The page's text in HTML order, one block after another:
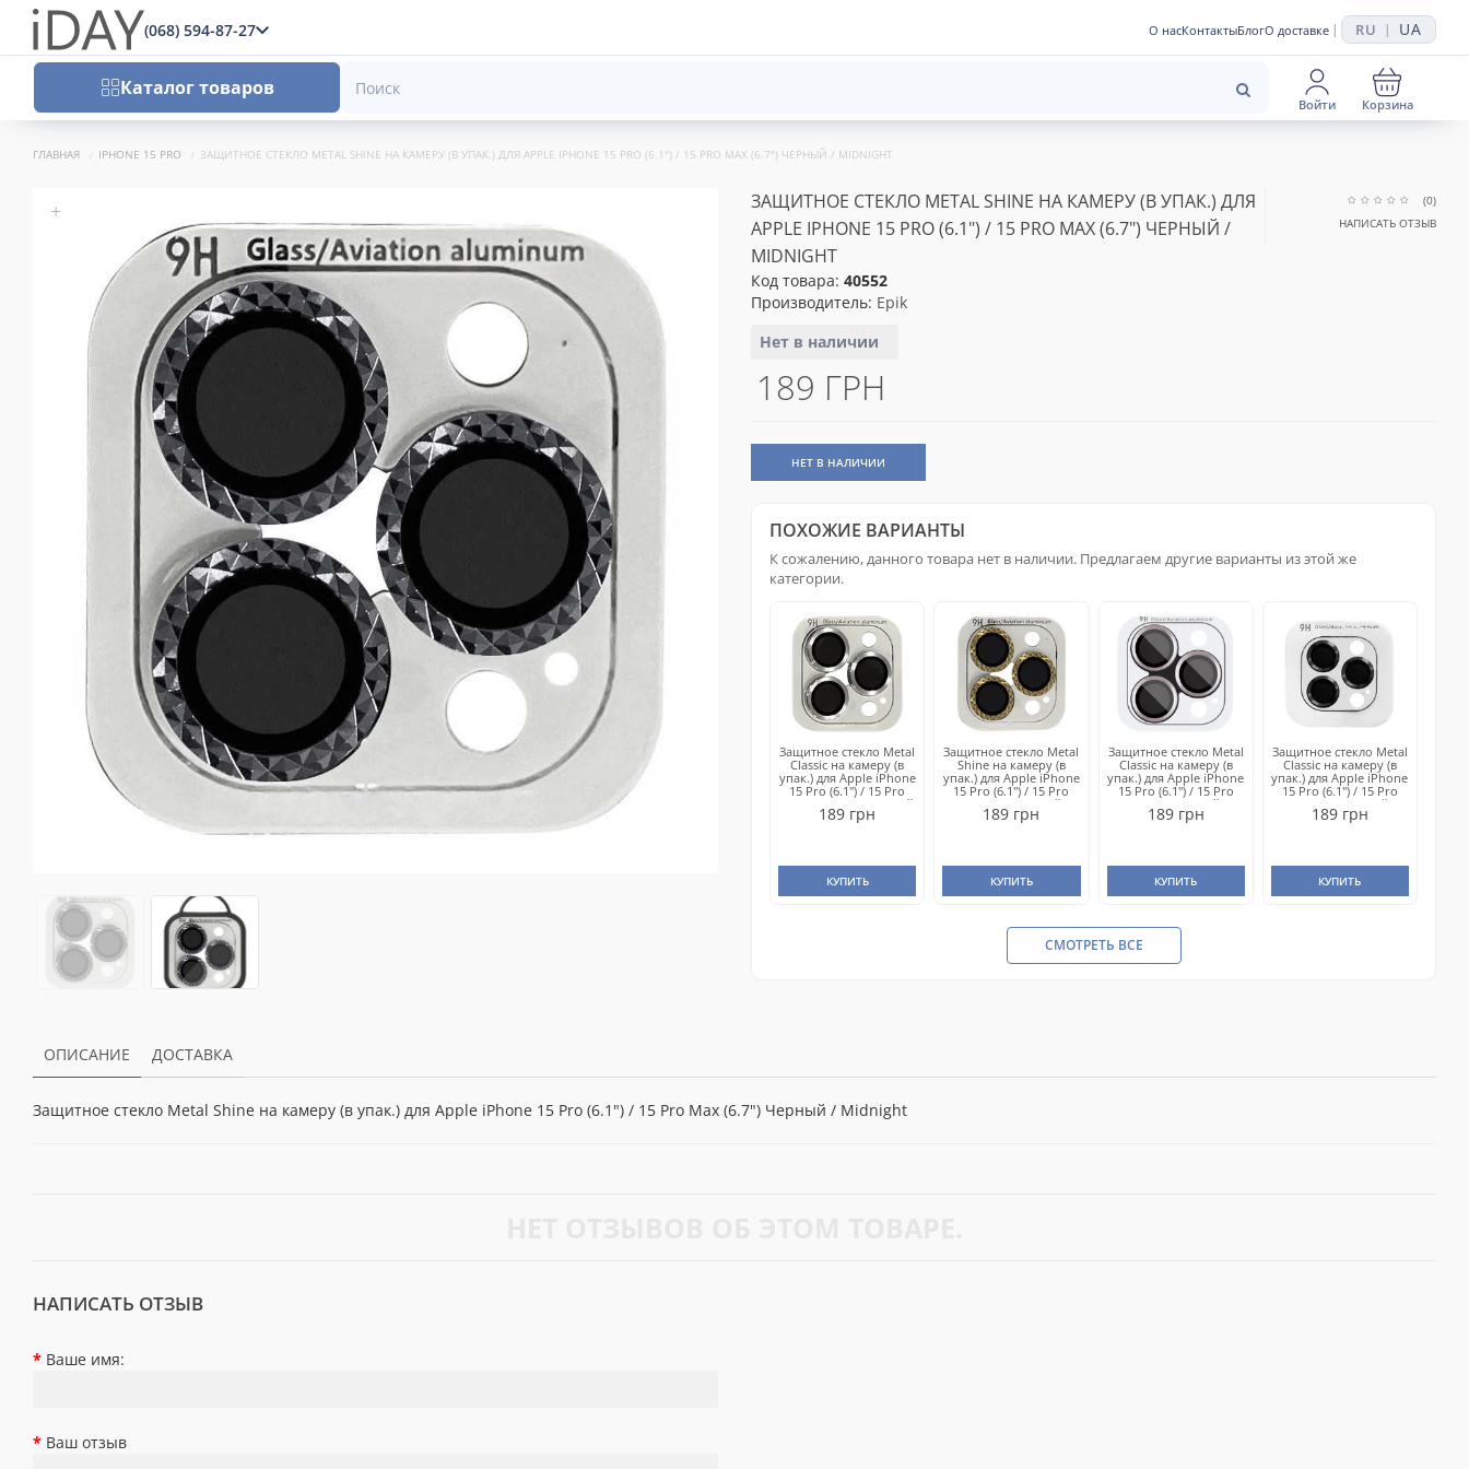
(068) 594-87-27 О насКонтактыБлогО доставке | RU | UA
Каталог товаров
Войти Корзина
ГЛАВНАЯ IPHONE 15 PRO ЗАЩИТНОЕ СТЕКЛО METAL SHINE НА КАМЕРУ (В УПАК.) ДЛЯ APPLE IPHONE 15 PRO (6.1") / 15 PRO MAX (6.7") ЧЕРНЫЙ / MIDNIGHT
+
ЗАЩИТНОЕ СТЕКЛО METAL SHINE НА КАМЕРУ (В УПАК.) ДЛЯ
APPLE IPHONE 15 PRO (6.1") / 15 PRO MAX (6.7") ЧЕРНЫЙ /
MIDNIGHT
Код товара: 40552
Производитель: Epik
Нет в наличии
(0)
НАПИСАТЬ ОТЗЫВ
189 ГРН
НЕТ В НАЛИЧИИ
ПОХОЖИЕ ВАРИАНТЫ
К сожалению, данного товара нет в наличии. Предлагаем другие варианты из этой же
категории.
Защитное стекло Metal
Classic на камеру (в
упак.) для Apple iPhone
15 Pro (6.1") / 15 Pro
Max (6.7") Серебряный
/ Silver
189 грн
КУПИТЬ
Защитное стекло Metal
Shine на камеру (в
упак.) для Apple iPhone
15 Pro (6.1") / 15 Pro
Max (6.7") Золотой /
Gold
189 грн
КУПИТЬ
Защитное стекло Metal
Classic на камеру (в
упак.) для Apple iPhone
15 Pro (6.1") / 15 Pro
Max (6.7") Серый /
Titanium Gray
189 грн
КУПИТЬ
Защитное стекло Metal
Classic на камеру (в
упак.) для Apple iPhone
15 Pro (6.1") / 15 Pro
Max (6.7") Черный /
Midnight
189 грн
КУПИТЬ
СМОТРЕТЬ ВСЕ
ОПИСАНИЕ ДОСТАВКА
Защитное стекло Metal Shine на камеру (в упак.) для Apple iPhone 15 Pro (6.1") / 15 Pro Max (6.7") Черный / Midnight
НАПИСАТЬ ОТЗЫВ
Ваше имя:
Ваш отзыв